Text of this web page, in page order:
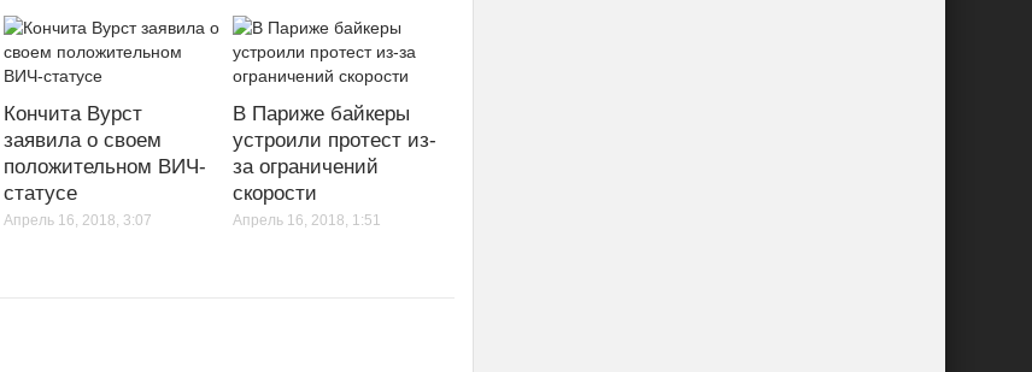
Кончита Вурст
заявила о своем
положительном ВИЧ-
статусе
Апрель 16, 2018, 3:07
В Париже байкеры
устроили протест из-
за ограничений
скорости
Апрель 16, 2018, 1:51